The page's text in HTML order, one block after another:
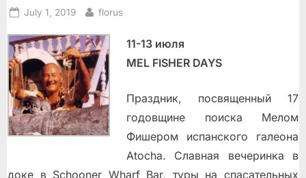
Posted
July 1, 2019 By
florus
11-13 июля
MEL FISHER DAYS
Праздник, посвященный 17
годовщине поиска Мелом
Фишером испанского галеона
Atocha. Славная вечеринка в
доке в Schooner Wharf Bar, туры на спасательных